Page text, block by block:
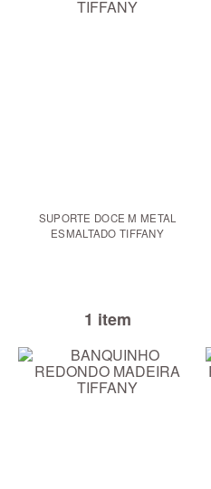
SUPORTE DOCE M METAL
ESMALTADO TIFFANY
1 item